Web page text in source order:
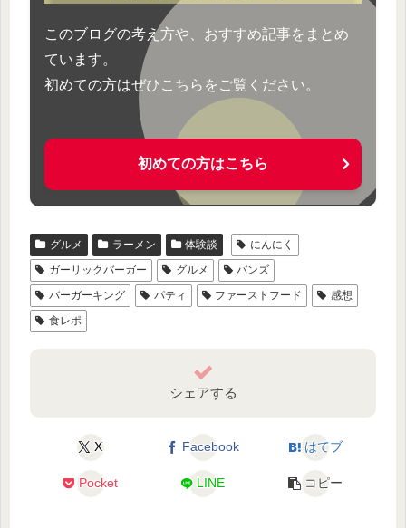
このブログの考え方や、おすすめ記事をまとめ
ています。
初めての方はぜひこちらをご覧ください。
初めての方はこちら
グルメ ラーメン 体験談
にんにく
ガーリックバーガー
グルメ
バンズ
バーガーキング
パティ ファーストフード
感想
食レポ
シェアする
X Facebook はてブ
Pocket LINE コピー